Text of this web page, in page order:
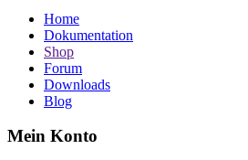
Home
Dokumentation
Shop
Forum
Downloads
Blog
Mein Konto